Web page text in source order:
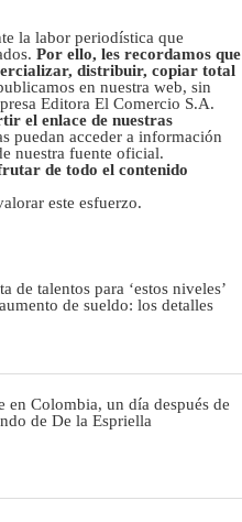
la labor periodística que
Por ello, les recordamos que
distribuir, copiar total
en nuestra web, sin
Editora El Comercio S.A.
el enlace de nuestras
puedan acceder a información
nuestra fuente oficial.
de todo el contenido
este esfuerzo.
de talentos para ‘estos niveles’
de sueldo: los detalles
en Colombia, un día después de
de De la Espriella